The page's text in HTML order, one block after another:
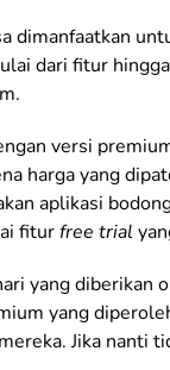
dimanfaatkan
dari fitur
versi
harga yang
aplikasi
fiturfree trial
yang diberikan
yang
Jika nanti